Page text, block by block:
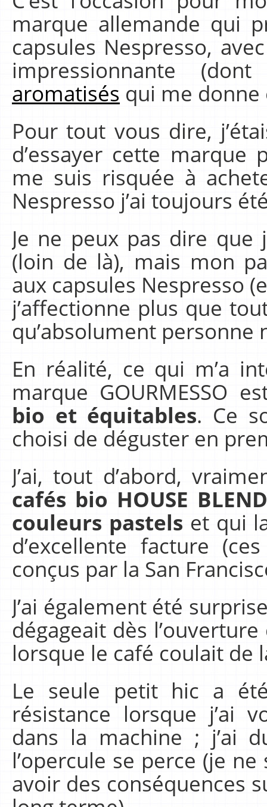
marque allemande qui
capsules Nespresso,
impressionnante
aromatisés qui me donne
Pour tout vous dire,
d’essayer cette marque
me suis risquée à
Nespresso j’ai toujours
Je ne peux pas dire
(loin de là), mais mon
aux capsules Nespresso
j’affectionne plus que
qu’absolument personne
En réalité, ce qui m’a
marque GOURMESSO
bio et équitables. Ce
choisi de déguster en
J’ai, tout d’abord,
cafés bio HOUSE
couleurs pastels et qui
d’excellente facture
conçus par la San
J’ai également été
dégageait dès
lorsque le café coulait de
Le seule petit hic a
résistance lorsque j’ai
dans la machine ; j’ai
l’opercule se perce (je
avoir des conséquences